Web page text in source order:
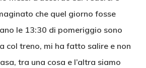
che quel giorno fosse
le 13:30 di pomeriggio sono
col treno, mi ha fatto salire e non
tra una cosa e l’altra siamo